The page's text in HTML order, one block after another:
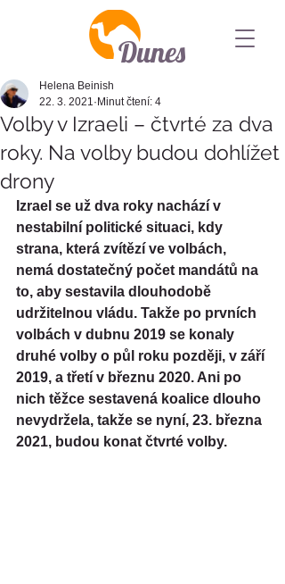
Dunes
Volby v Izraeli – čtvrté za dva
roky. Na volby budou dohlížet
drony
Helena Beinish
22. 3. 2021 Minut čtení: 4
Izrael se už dva roky nachází v
nestabilní politické situaci, kdy
strana, která zvítězí ve volbách,
nemá dostatečný počet mandátů na
to, aby sestavila dlouhodobě
udržitelnou vládu. Takže po prvních
volbách v dubnu 2019 se konaly
druhé volby o půl roku později, v září
2019, a třetí v březnu 2020. Ani po
nich těžce sestavená koalice dlouho
nevydržela, takže se nyní, 23. března
2021, budou konat čtvrté volby.